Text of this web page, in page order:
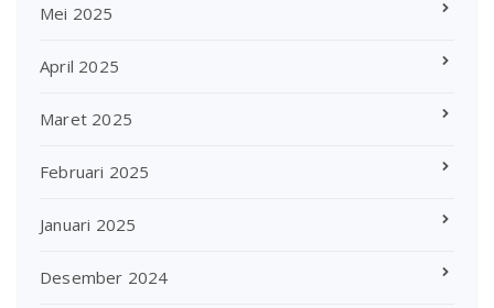
Mei 2025
April 2025
Maret 2025
Februari 2025
Januari 2025
Desember 2024